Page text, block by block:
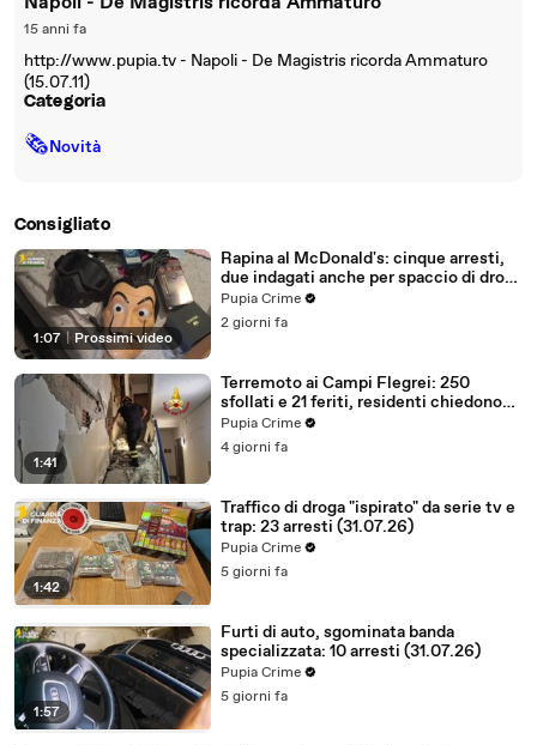
15 anni fa
http://www.pupia.tv - Napoli - De Magistris ricorda Ammaturo
(15.07.11)
Categoria
🗞Novità
Consigliato
1:07 | Prossimi video
Rapina al McDonald's: cinque arresti,
due indagati anche per spaccio di droga
(03.08.26)
Pupia Crime
2 giorni fa
1:41
Terremoto ai Campi Flegrei: 250
sfollati e 21 feriti, residenti chiedono
certezze sul futuro (01.08.26)
Pupia Crime
4 giorni fa
1:42
Traffico di droga "ispirato" da serie tv e
trap: 23 arresti (31.07.26)
Pupia Crime
5 giorni fa
1:57
Furti di auto, sgominata banda
specializzata: 10 arresti (31.07.26)
Pupia Crime
5 giorni fa